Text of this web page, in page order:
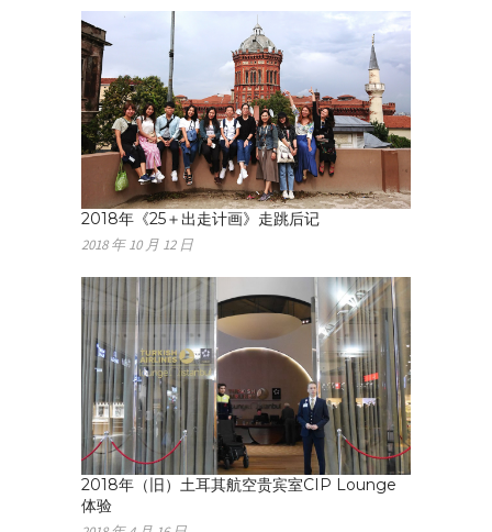
2018年《25＋出走计画》走跳后记
2018 年 10 月 12 日
2018年（旧）土耳其航空贵宾室CIP Lounge
体验